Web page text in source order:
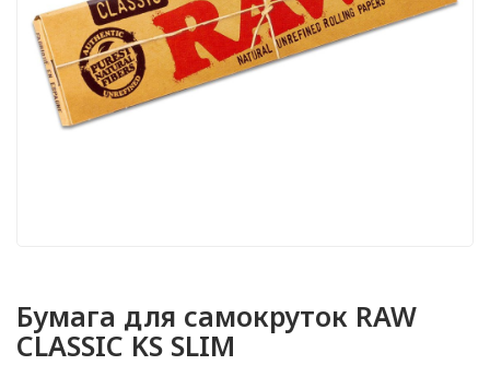
Бумага для самокруток RAW
CLASSIC KS SLIM